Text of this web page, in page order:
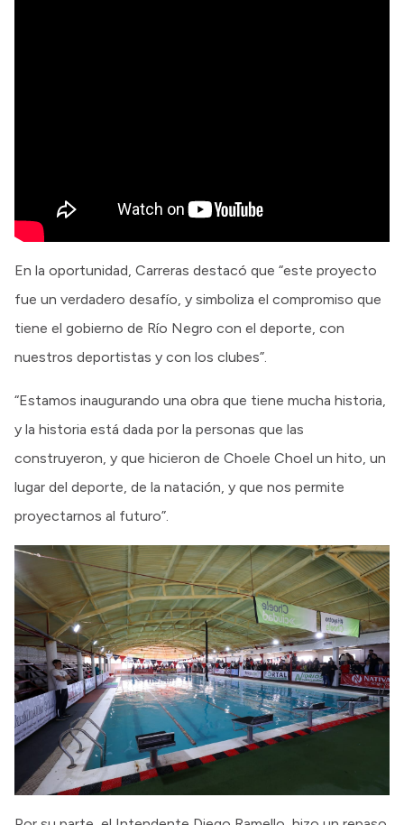
En la oportunidad, Carreras destacó que “este proyecto
fue un verdadero desafío, y simboliza el compromiso que
tiene el gobierno de Río Negro con el deporte, con
nuestros deportistas y con los clubes”.
“Estamos inaugurando una obra que tiene mucha historia,
y la historia está dada por la personas que las
construyeron, y que hicieron de Choele Choel un hito, un
lugar del deporte, de la natación, y que nos permite
proyectarnos al futuro”.